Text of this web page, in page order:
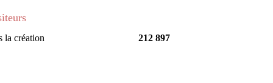
la création 212 897